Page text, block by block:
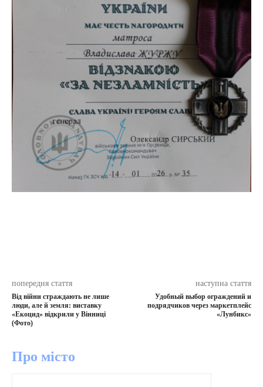
попередня стаття
Від війни страждають не лише
люди, але й земля: виставку
«Екоцид» відкрили у Вінниці
(Фото)
наступна стаття
Удобный выбор ограждений и
подрядчиков через маркетплейс
«Лунбикс»
Про місто